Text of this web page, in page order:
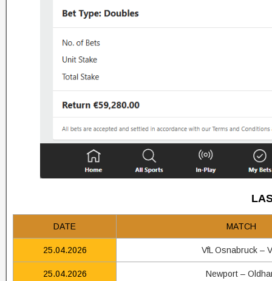
DATE MATCH
25.04.2026 VfL Osnabruck –
25.04.2026 Newport –